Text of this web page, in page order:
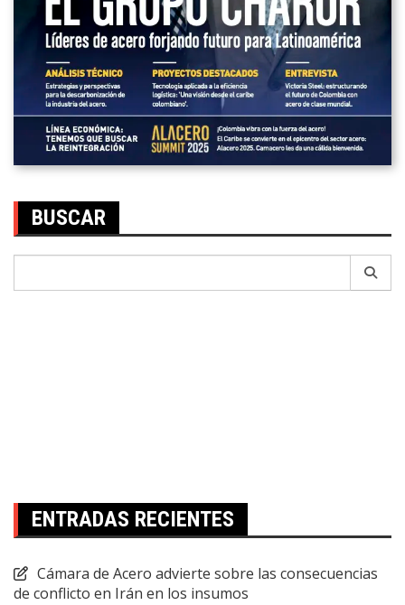
BUSCAR
ENTRADAS RECIENTES
Cámara de Acero advierte sobre las consecuencias
de conflicto en Irán en los insumos